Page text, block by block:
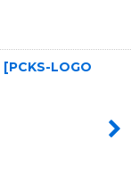
[PCKS-LOGO